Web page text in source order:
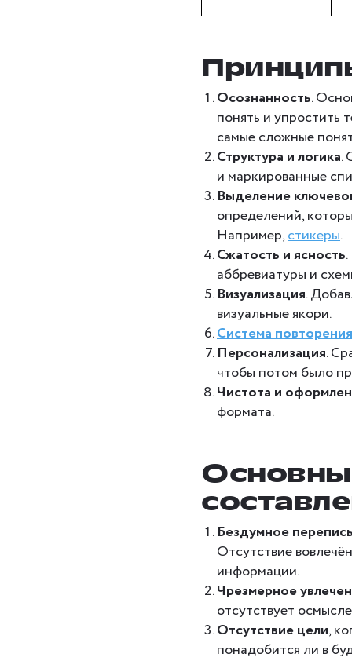
Осознанность.
понять и упростить
самые сложные
Структура и логика.
и маркированные
Выделение
определений,
Например,стикеры.
Сжатость и ясность
аббревиатуры и
Визуализация.
визуальные якори.
Система повторения
Персонализация.
чтобы потом было
Чистота и
формата.
Бездумное
Отсутствие
информации.
Чрезмерное
отсутствует
Отсутствие цели,
понадобится ли в